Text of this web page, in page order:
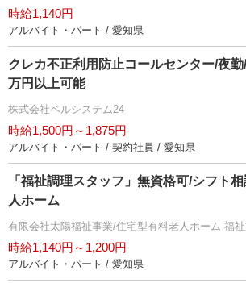
時給1,140円
アルバイト・パート / 愛知県
クレカ不正利用防止コールセンター/夜
万円以上可能
株式会社ベルシステム24
時給1,500円～1,875円
アルバイト・パート / 契約社員 / 愛知県
「福祉調理スタッフ」無資格可/シフト
人ホーム
有限会社太陽福祉事業/住宅型有料老人ホーム 福
時給1,140円～1,200円
アルバイト・パート / 愛知県